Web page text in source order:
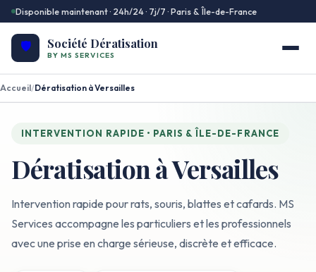
Disponible maintenant · 24h/24 · 7j/7 · Paris & Île-de-France
🛡️ Société Dératisation
BY MS SERVICES
Accueil/Dératisation à Versailles
INTERVENTION RAPIDE • PARIS & ÎLE-DE-FRANCE
Dératisation à Versailles
Intervention rapide pour rats, souris, blattes et cafards. MS
Services accompagne les particuliers et les professionnels
avec une prise en charge sérieuse, discrète et efficace.